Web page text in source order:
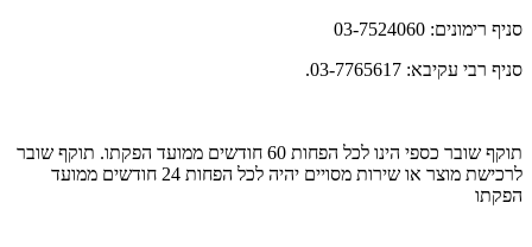
סניף רימונים: 03-7524060
סניף רבי עקיבא: 03-7765617.
תוקף שובר כספי הינו לכל הפחות 60 חודשים ממועד הפקתו. תוקף שובר
לרכישת מוצר או שירות מסויים יהיה לכל הפחות 24 חודשים ממועד
הפקתו